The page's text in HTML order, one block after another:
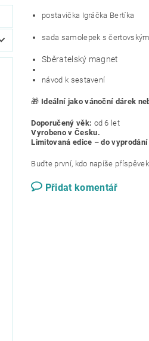
postavička Igráčka Bertíka
sada samolepek s
Sběratelský magnet
návod k sestavení
🎁 Ideální jako vánoční dárek
Doporučený věk: od 6 let
Vyrobeno v Česku.
Limitovaná edice – do
Buďte první, kdo napíše
Přidat komentář